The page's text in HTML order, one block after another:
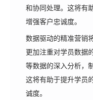
和协同处理。这将有
增强客户忠诚度。
数据驱动的精准营销
更加注重对学员数据
等数据的深入分析，
这将有助于提升学员
诚度。